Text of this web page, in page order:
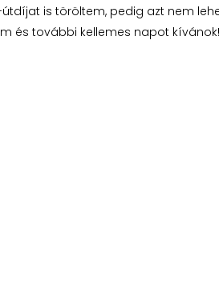
is töröltem, pedig azt nem
és további kellemes napot kívánok!